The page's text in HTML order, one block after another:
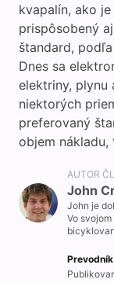
kvapalín, ako
prispôsobený
štandard,
Dnes sa
elektriny, plynu
niektorých
preferovaný
objem
AUTOR
John
John je
Vo